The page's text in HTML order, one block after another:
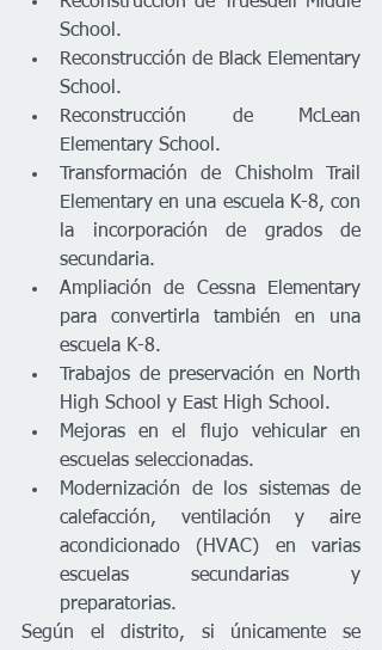
School.
Reconstrucción de Black Elementary
School.
Reconstrucción de McLean
Elementary School.
Transformación de Chisholm Trail
Elementary en una escuela K-8, con
la incorporación de grados de
secundaria.
Ampliación de Cessna Elementary
para convertirla también en una
escuela K-8.
Trabajos de preservación en North
High School y East High School.
Mejoras en el flujo vehicular en
escuelas seleccionadas.
Modernización de los sistemas de
calefacción, ventilación y aire
acondicionado (HVAC) en varias
escuelas secundarias y
preparatorias.
Según el distrito, si únicamente se